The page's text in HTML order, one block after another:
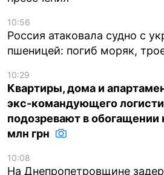
10:56
Россия атаковала судно с
пшеницей: погиб моряк,
10:29
Квартиры, дома и
экс-командующего
подозревают в обогащении
млн грн
10:08
На Днепропетровщине